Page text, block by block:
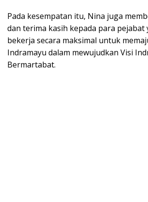
Pada kesempatan itu, Nina juga
dan terima kasih kepada para pejabat
bekerja secara maksimal untuk
Indramayu dalam mewujudkan Visi
Bermartabat.